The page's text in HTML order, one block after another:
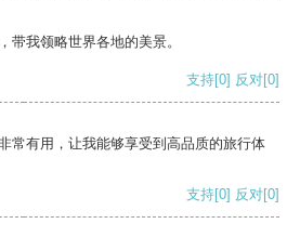
带我领略世界各地的美景。
支持[0] 反对[0]
常有用，让我能够享受到高品质的旅行体
支持[0] 反对[0]